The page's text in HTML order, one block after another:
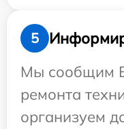
5
Мы сообщим
ремонта
организуем